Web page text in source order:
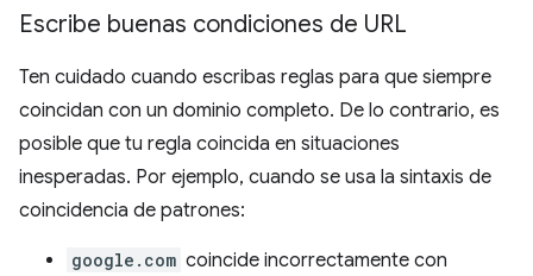
Escribe buenas condiciones de URL
Ten cuidado cuando escribas reglas para que siempre
coincidan con un dominio completo. De lo contrario, es
posible que tu regla coincida en situaciones
inesperadas. Por ejemplo, cuando se usa la sintaxis de
coincidencia de patrones:
google.com coincide incorrectamente con